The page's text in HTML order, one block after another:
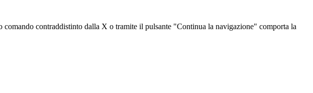
contraddistinto dalla X o tramite il pulsante "Continua la navigazione" comporta la